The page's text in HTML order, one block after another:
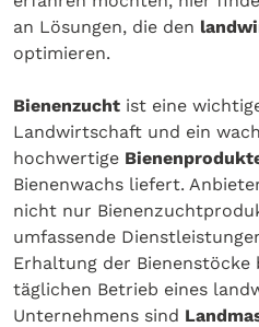
an Lösungen, die den
optimieren.
Bienenzucht ist eine
Landwirtschaft und ein
hochwertige
Bienenwachs liefert.
nicht nur
umfassende
Erhaltung der Bienenstöcke
täglichen Betrieb eines
Unternehmens sind